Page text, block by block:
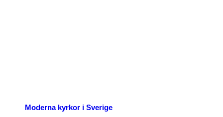
Moderna kyrkor i Sverige